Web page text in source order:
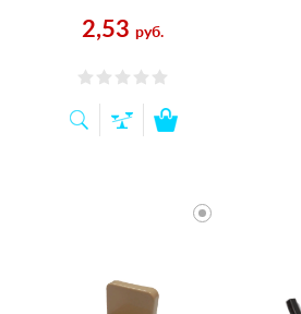
2,53 руб.